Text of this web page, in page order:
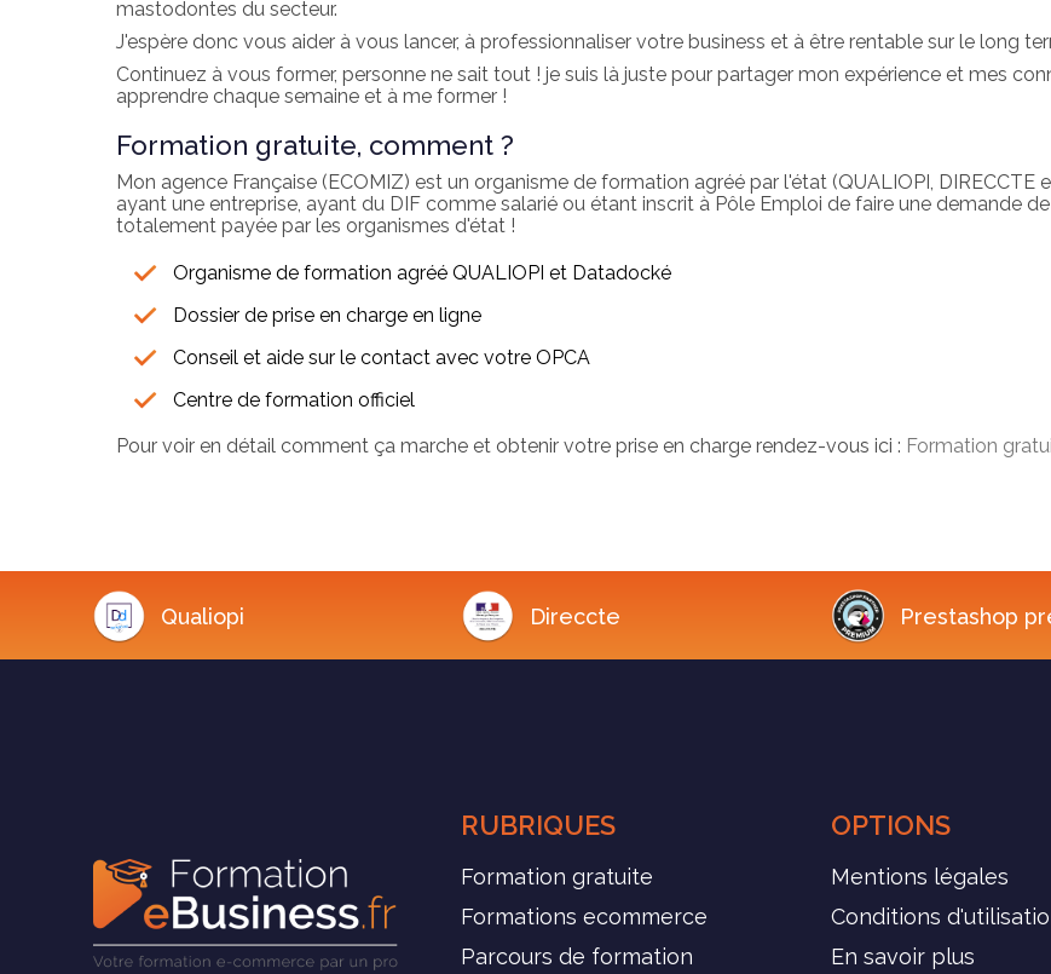
mastodontes du secteur.
J'espère donc vous aider à vous lancer, à professionnaliser votre business et à être rentable sur le long
Continuez à vous former, personne ne sait tout ! je suis là juste pour partager mon expérience et mes
apprendre chaque semaine et à me former !
Formation gratuite, comment ?
Mon agence Française (ECOMIZ) est un organisme de formation agréé par l'état (QUALIOPI,
ayant une entreprise, ayant du DIF comme salarié ou étant inscrit à Pôle Emploi de faire une demande
totalement payée par les organismes d'état !
Organisme de formation agréé QUALIOPI et Datadocké
Dossier de prise en charge en ligne
Conseil et aide sur le contact avec votre OPCA
Centre de formation officiel
Pour voir en détail comment ça marche et obtenir votre prise en charge rendez-vous ici : Formation
Qualiopi Direccte Prestashop
RUBRIQUES
Formation gratuite
Formations ecommerce
Parcours de formation
OPTIONS
Mentions légales
Conditions
En savoir plus